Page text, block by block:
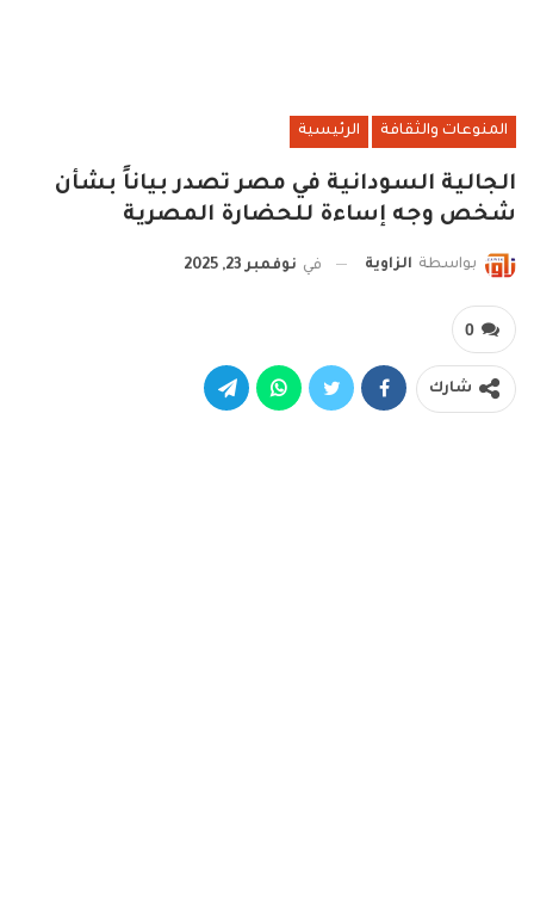
المنوعات والثقافة الرئيسية
الجالية السودانية في مصر تصدر بياناً بشأن
شخص وجه إساءة للحضارة المصرية
بواسطة الزاوية في نوفمبر 23, 2025
0
شارك